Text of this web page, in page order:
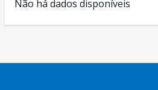
Não há dados disponíveis